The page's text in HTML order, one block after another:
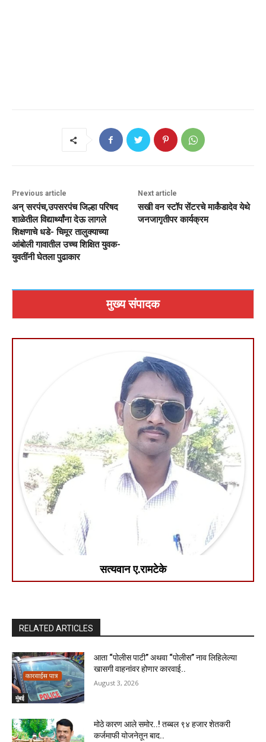
Previous article
अन् सरपंच,उपसरपंच जिल्हा परिषद
शाळेतील विद्यार्थ्यांना देऊ लागले
शिक्षणाचे धडे- चिमूर तालुक्याच्या
आंबोली गावातील उच्च शिक्षित युवक-
युवतींनी घेतला पुढाकार
Next article
सखी वन स्टॉप सेंटरचे मार्कंडादेव येथे
जनजागृतीपर कार्यक्रम
मुख्य संपादक
सत्यवान ए.रामटेके
RELATED ARTICLES
मुंबई
आता “पोलीस पाटी” अथवा “पोलीस” नाव लिहिलेल्या
खासगी वाहनांवर होणार कारवाई..
August 3, 2026
मोठे कारण आले समोर..! तब्बल ९४ हजार शेतकरी
कर्जमाफी योजनेतून बाद..